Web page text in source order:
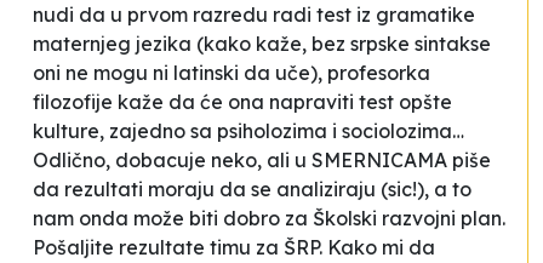
nudi da u prvom razredu radi test iz gramatike
maternjeg jezika (kako kaže, bez srpske sintakse
oni ne mogu ni latinski da uče), profesorka
filozofije kaže da će ona napraviti test opšte
kulture, zajedno sa psiholozima i sociolozima…
Odlično, dobacuje neko, ali u SMERNICAMA piše
da rezultati moraju da se analiziraju (sic!), a to
nam onda može biti dobro za Školski razvojni plan.
Pošaljite rezultate timu za ŠRP. Kako mi da